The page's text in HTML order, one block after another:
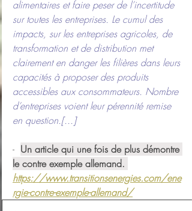
alimentaires et faire peser de l’incertitude
sur toutes les entreprises. Le cumul des
impacts, sur les entreprises agricoles, de
transformation et de distribution met
clairement en danger les filières dans leurs
capacités à proposer des produits
accessibles aux consommateurs. Nombre
d’entreprises voient leur pérennité remise
en question.[...]
- Un article qui une fois de plus démontre
le contre exemple allemand.
https://www.transitionsenergies.com/ene
rgie-contre-exemple-allemand/